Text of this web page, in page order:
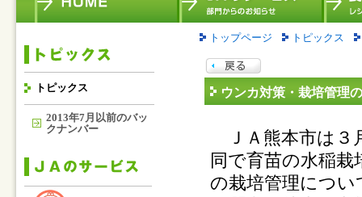
トピックス
2013年7月以前のバッ
クナンバー
トップページ トピックス
ウンカ対策・栽培管理
ＪＡ熊本市は３
同で育苗の水稲
の栽培管理につい